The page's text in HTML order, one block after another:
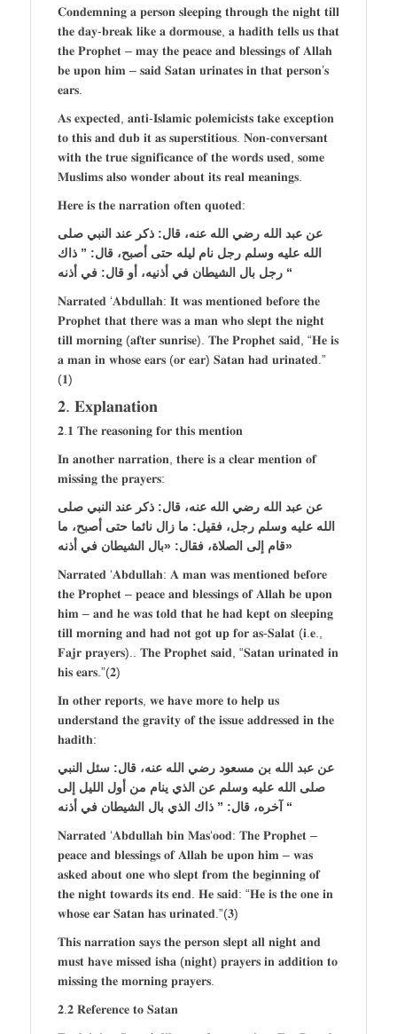
𝐂𝐨𝐧𝐝𝐞𝐦𝐧𝐢𝐧𝐠 𝐚 𝐩𝐞𝐫𝐬𝐨𝐧 𝐬𝐥𝐞𝐞𝐩𝐢𝐧𝐠 𝐭𝐡𝐫𝐨𝐮𝐠𝐡 𝐭𝐡𝐞 𝐧𝐢𝐠𝐡𝐭 𝐭𝐢𝐥𝐥
𝐭𝐡𝐞 𝐝𝐚𝐲-𝐛𝐫𝐞𝐚𝐤 𝐥𝐢𝐤𝐞 𝐚 𝐝𝐨𝐫𝐦𝐨𝐮𝐬𝐞, 𝐚 𝐡𝐚𝐝𝐢𝐭𝐡 𝐭𝐞𝐥𝐥𝐬 𝐮𝐬 𝐭𝐡𝐚𝐭
𝐭𝐡𝐞 𝐏𝐫𝐨𝐩𝐡𝐞𝐭 – 𝐦𝐚𝐲 𝐭𝐡𝐞 𝐩𝐞𝐚𝐜𝐞 𝐚𝐧𝐝 𝐛𝐥𝐞𝐬𝐬𝐢𝐧𝐠𝐬 𝐨𝐟 𝐀𝐥𝐥𝐚𝐡
𝐛𝐞 𝐮𝐩𝐨𝐧 𝐡𝐢𝐦 – 𝐬𝐚𝐢𝐝 𝐒𝐚𝐭𝐚𝐧 𝐮𝐫𝐢𝐧𝐚𝐭𝐞𝐬 𝐢𝐧 𝐭𝐡𝐚𝐭 𝐩𝐞𝐫𝐬𝐨𝐧’𝐬
𝐞𝐚𝐫𝐬.
𝐀𝐬 𝐞𝐱𝐩𝐞𝐜𝐭𝐞𝐝, 𝐚𝐧𝐭𝐢-𝐈𝐬𝐥𝐚𝐦𝐢𝐜 𝐩𝐨𝐥𝐞𝐦𝐢𝐜𝐢𝐬𝐭𝐬 𝐭𝐚𝐤𝐞 𝐞𝐱𝐜𝐞𝐩𝐭𝐢𝐨𝐧
𝐭𝐨 𝐭𝐡𝐢𝐬 𝐚𝐧𝐝 𝐝𝐮𝐛 𝐢𝐭 𝐚𝐬 𝐬𝐮𝐩𝐞𝐫𝐬𝐭𝐢𝐭𝐢𝐨𝐮𝐬. 𝐍𝐨𝐧-𝐜𝐨𝐧𝐯𝐞𝐫𝐬𝐚𝐧𝐭
𝐰𝐢𝐭𝐡 𝐭𝐡𝐞 𝐭𝐫𝐮𝐞 𝐬𝐢𝐠𝐧𝐢𝐟𝐢𝐜𝐚𝐧𝐜𝐞 𝐨𝐟 𝐭𝐡𝐞 𝐰𝐨𝐫𝐝𝐬 𝐮𝐬𝐞𝐝, 𝐬𝐨𝐦𝐞
𝐌𝐮𝐬𝐥𝐢𝐦𝐬 𝐚𝐥𝐬𝐨 𝐰𝐨𝐧𝐝𝐞𝐫 𝐚𝐛𝐨𝐮𝐭 𝐢𝐭𝐬 𝐫𝐞𝐚𝐥 𝐦𝐞𝐚𝐧𝐢𝐧𝐠𝐬.
𝐇𝐞𝐫𝐞 𝐢𝐬 𝐭𝐡𝐞 𝐧𝐚𝐫𝐫𝐚𝐭𝐢𝐨𝐧 𝐨𝐟𝐭𝐞𝐧 𝐪𝐮𝐨𝐭𝐞𝐝:
عن عبد الله رضي الله عنه، قال: ذكر عند النبي صلى
الله عليه وسلم رجل نام ليله حتى أصبح، قال: ” ذاك
رجل بال الشيطان في أذنيه، أو قال: في أذنه “
𝐍𝐚𝐫𝐫𝐚𝐭𝐞𝐝 ‘𝐀𝐛𝐝𝐮𝐥𝐥𝐚𝐡: 𝐈𝐭 𝐰𝐚𝐬 𝐦𝐞𝐧𝐭𝐢𝐨𝐧𝐞𝐝 𝐛𝐞𝐟𝐨𝐫𝐞 𝐭𝐡𝐞
𝐏𝐫𝐨𝐩𝐡𝐞𝐭 𝐭𝐡𝐚𝐭 𝐭𝐡𝐞𝐫𝐞 𝐰𝐚𝐬 𝐚 𝐦𝐚𝐧 𝐰𝐡𝐨 𝐬𝐥𝐞𝐩𝐭 𝐭𝐡𝐞 𝐧𝐢𝐠𝐡𝐭
𝐭𝐢𝐥𝐥 𝐦𝐨𝐫𝐧𝐢𝐧𝐠 (𝐚𝐟𝐭𝐞𝐫 𝐬𝐮𝐧𝐫𝐢𝐬𝐞). 𝐓𝐡𝐞 𝐏𝐫𝐨𝐩𝐡𝐞𝐭 𝐬𝐚𝐢𝐝, “𝐇𝐞 𝐢𝐬
𝐚 𝐦𝐚𝐧 𝐢𝐧 𝐰𝐡𝐨𝐬𝐞 𝐞𝐚𝐫𝐬 (𝐨𝐫 𝐞𝐚𝐫) 𝐒𝐚𝐭𝐚𝐧 𝐡𝐚𝐝 𝐮𝐫𝐢𝐧𝐚𝐭𝐞𝐝.”
(𝟏)
𝟐. 𝐄𝐱𝐩𝐥𝐚𝐧𝐚𝐭𝐢𝐨𝐧
𝟐.𝟏 𝐓𝐡𝐞 𝐫𝐞𝐚𝐬𝐨𝐧𝐢𝐧𝐠 𝐟𝐨𝐫 𝐭𝐡𝐢𝐬 𝐦𝐞𝐧𝐭𝐢𝐨𝐧
𝐈𝐧 𝐚𝐧𝐨𝐭𝐡𝐞𝐫 𝐧𝐚𝐫𝐫𝐚𝐭𝐢𝐨𝐧, 𝐭𝐡𝐞𝐫𝐞 𝐢𝐬 𝐚 𝐜𝐥𝐞𝐚𝐫 𝐦𝐞𝐧𝐭𝐢𝐨𝐧 𝐨𝐟
𝐦𝐢𝐬𝐬𝐢𝐧𝐠 𝐭𝐡𝐞 𝐩𝐫𝐚𝐲𝐞𝐫𝐬:
عن عبد الله رضي الله عنه، قال: ذكر عند النبي صلى
الله عليه وسلم رجل، فقيل: ما زال نائما حتى أصبح، ما
قام إلى الصلاة، فقال: «بال الشيطان في أذنه»
𝐍𝐚𝐫𝐫𝐚𝐭𝐞𝐝 ‘𝐀𝐛𝐝𝐮𝐥𝐥𝐚𝐡: 𝐀 𝐦𝐚𝐧 𝐰𝐚𝐬 𝐦𝐞𝐧𝐭𝐢𝐨𝐧𝐞𝐝 𝐛𝐞𝐟𝐨𝐫𝐞
𝐭𝐡𝐞 𝐏𝐫𝐨𝐩𝐡𝐞𝐭 – 𝐩𝐞𝐚𝐜𝐞 𝐚𝐧𝐝 𝐛𝐥𝐞𝐬𝐬𝐢𝐧𝐠𝐬 𝐨𝐟 𝐀𝐥𝐥𝐚𝐡 𝐛𝐞 𝐮𝐩𝐨𝐧
𝐡𝐢𝐦 – 𝐚𝐧𝐝 𝐡𝐞 𝐰𝐚𝐬 𝐭𝐨𝐥𝐝 𝐭𝐡𝐚𝐭 𝐡𝐞 𝐡𝐚𝐝 𝐤𝐞𝐩𝐭 𝐨𝐧 𝐬𝐥𝐞𝐞𝐩𝐢𝐧𝐠
𝐭𝐢𝐥𝐥 𝐦𝐨𝐫𝐧𝐢𝐧𝐠 𝐚𝐧𝐝 𝐡𝐚𝐝 𝐧𝐨𝐭 𝐠𝐨𝐭 𝐮𝐩 𝐟𝐨𝐫 𝐚𝐬-𝐒𝐚𝐥𝐚𝐭 (𝐢.𝐞.,
𝐅𝐚𝐣𝐫 𝐩𝐫𝐚𝐲𝐞𝐫𝐬).. 𝐓𝐡𝐞 𝐏𝐫𝐨𝐩𝐡𝐞𝐭 𝐬𝐚𝐢𝐝, “𝐒𝐚𝐭𝐚𝐧 𝐮𝐫𝐢𝐧𝐚𝐭𝐞𝐝 𝐢𝐧
𝐡𝐢𝐬 𝐞𝐚𝐫𝐬.”(𝟐)
𝐈𝐧 𝐨𝐭𝐡𝐞𝐫 𝐫𝐞𝐩𝐨𝐫𝐭𝐬, 𝐰𝐞 𝐡𝐚𝐯𝐞 𝐦𝐨𝐫𝐞 𝐭𝐨 𝐡𝐞𝐥𝐩 𝐮𝐬
𝐮𝐧𝐝𝐞𝐫𝐬𝐭𝐚𝐧𝐝 𝐭𝐡𝐞 𝐠𝐫𝐚𝐯𝐢𝐭𝐲 𝐨𝐟 𝐭𝐡𝐞 𝐢𝐬𝐬𝐮𝐞 𝐚𝐝𝐝𝐫𝐞𝐬𝐬𝐞𝐝 𝐢𝐧 𝐭𝐡𝐞
𝐡𝐚𝐝𝐢𝐭𝐡:
عن عبد الله بن مسعود رضي الله عنه، قال: سئل النبي
صلى الله عليه وسلم عن الذي ينام من أول الليل إلى
آخره، قال: ” ذاك الذي بال الشيطان في أذنه “
𝐍𝐚𝐫𝐫𝐚𝐭𝐞𝐝 ‘𝐀𝐛𝐝𝐮𝐥𝐥𝐚𝐡 𝐛𝐢𝐧 𝐌𝐚𝐬‘𝐨𝐨𝐝: 𝐓𝐡𝐞 𝐏𝐫𝐨𝐩𝐡𝐞𝐭 –
𝐩𝐞𝐚𝐜𝐞 𝐚𝐧𝐝 𝐛𝐥𝐞𝐬𝐬𝐢𝐧𝐠𝐬 𝐨𝐟 𝐀𝐥𝐥𝐚𝐡 𝐛𝐞 𝐮𝐩𝐨𝐧 𝐡𝐢𝐦 – 𝐰𝐚𝐬
𝐚𝐬𝐤𝐞𝐝 𝐚𝐛𝐨𝐮𝐭 𝐨𝐧𝐞 𝐰𝐡𝐨 𝐬𝐥𝐞𝐩𝐭 𝐟𝐫𝐨𝐦 𝐭𝐡𝐞 𝐛𝐞𝐠𝐢𝐧𝐧𝐢𝐧𝐠 𝐨𝐟
𝐭𝐡𝐞 𝐧𝐢𝐠𝐡𝐭 𝐭𝐨𝐰𝐚𝐫𝐝𝐬 𝐢𝐭𝐬 𝐞𝐧𝐝. 𝐇𝐞 𝐬𝐚𝐢𝐝: “𝐇𝐞 𝐢𝐬 𝐭𝐡𝐞 𝐨𝐧𝐞 𝐢𝐧
𝐰𝐡𝐨𝐬𝐞 𝐞𝐚𝐫 𝐒𝐚𝐭𝐚𝐧 𝐡𝐚𝐬 𝐮𝐫𝐢𝐧𝐚𝐭𝐞𝐝.”(𝟑)
𝐓𝐡𝐢𝐬 𝐧𝐚𝐫𝐫𝐚𝐭𝐢𝐨𝐧 𝐬𝐚𝐲𝐬 𝐭𝐡𝐞 𝐩𝐞𝐫𝐬𝐨𝐧 𝐬𝐥𝐞𝐩𝐭 𝐚𝐥𝐥 𝐧𝐢𝐠𝐡𝐭 𝐚𝐧𝐝
𝐦𝐮𝐬𝐭 𝐡𝐚𝐯𝐞 𝐦𝐢𝐬𝐬𝐞𝐝 𝐢𝐬𝐡𝐚 (𝐧𝐢𝐠𝐡𝐭) 𝐩𝐫𝐚𝐲𝐞𝐫𝐬 𝐢𝐧 𝐚𝐝𝐝𝐢𝐭𝐢𝐨𝐧 𝐭𝐨
𝐦𝐢𝐬𝐬𝐢𝐧𝐠 𝐭𝐡𝐞 𝐦𝐨𝐫𝐧𝐢𝐧𝐠 𝐩𝐫𝐚𝐲𝐞𝐫𝐬.
𝟐.𝟐 𝐑𝐞𝐟𝐞𝐫𝐞𝐧𝐜𝐞 𝐭𝐨 𝐒𝐚𝐭𝐚𝐧